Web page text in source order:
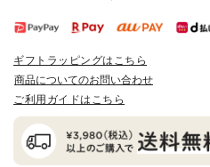
ギフトラッピングはこちら
商品についてのお問い合わせ
ご利用ガイドはこちら